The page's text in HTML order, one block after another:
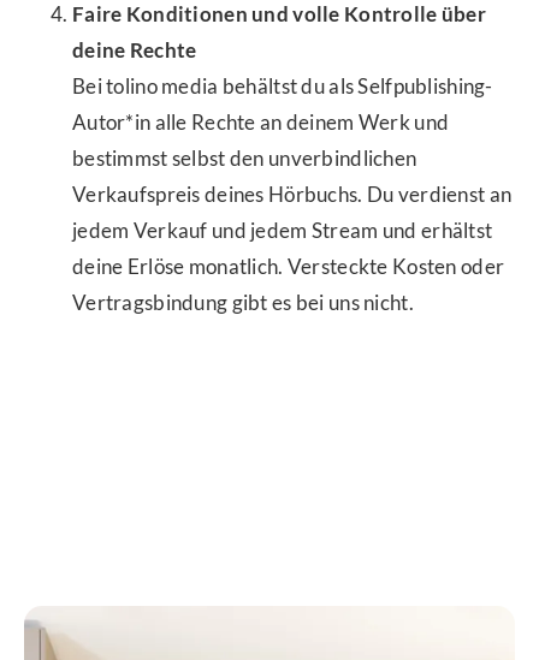
Faire Konditionen und volle Kontrolle über
deine Rechte
Bei tolino media behältst du als Selfpublishing-
Autor*in alle Rechte an deinem Werk und
bestimmst selbst den unverbindlichen
Verkaufspreis deines Hörbuchs. Du verdienst an
jedem Verkauf und jedem Stream und erhältst
deine Erlöse monatlich. Versteckte Kosten oder
Vertragsbindung gibt es bei uns nicht.